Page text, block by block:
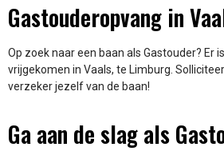
Gastouderopvang in
Op zoek naar een baan als Gastouder? Er
vrijgekomen in Vaals, te Limburg.
verzeker jezelf van de baan!
Ga aan de slag als